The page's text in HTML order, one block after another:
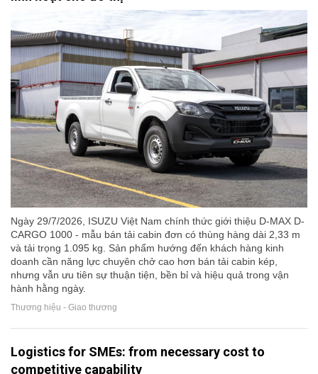
Ngày 29/7/2026, ISUZU Việt Nam chính thức giới thiệu D-MAX D-
CARGO 1000 - mẫu bán tải cabin đơn có thùng hàng dài 2,33 m
và tải trọng 1.095 kg. Sản phẩm hướng đến khách hàng kinh
doanh cần năng lực chuyên chở cao hơn bán tải cabin kép,
nhưng vẫn ưu tiên sự thuận tiện, bền bỉ và hiệu quả trong vận
hành hằng ngày.
Thương hiệu - Giao thương
Logistics for SMEs: from necessary cost to
competitive capability